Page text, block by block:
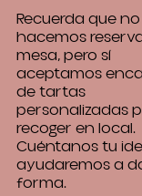
Recuerda que no
hacemos
mesa, pero sí
aceptamos
de tartas
personalizadas
recoger en local.
Cuéntanos tu
ayudaremos a
forma.